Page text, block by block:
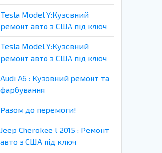
Tesla Model Y:Кузовний
ремонт авто з США під ключ
Tesla Model Y:Кузовний
ремонт авто з США під ключ
Audi A6 : Кузовний ремонт та
фарбування
Разом до перемоги!
Jeep Cherokee l 2015 : Ремонт
авто з США під ключ